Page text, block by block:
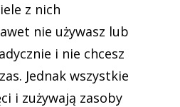
z nich
nie używasz lub
i nie chcesz
Jednak wszystkie
i zużywają zasoby